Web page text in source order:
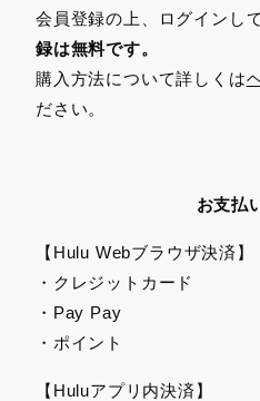
会員登録の上、ログインし
録は無料です。
購入方法について詳しくは
ださい。
お支払
【Hulu Webブラウザ決済】
・クレジットカード
・Pay Pay
・ポイント
【Huluアプリ内決済】